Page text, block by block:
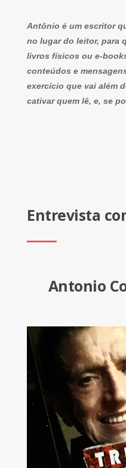
Antônio é um escritor
no lugar do leitor, para
livros físicos ou e-
conteúdos e
exercício que vai além
cativar quem lê, e, se
Entrevista
Antonio